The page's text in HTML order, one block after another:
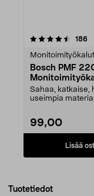
186
Monitoimityökalut
Bosch PMF
lisätarvikkeet,
Sahaa, katkaise,
useimpia
99,00
Lisää
Tuotetiedot